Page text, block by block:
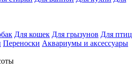
Для кошек Для грызунов Для птиц
Переноски Аквариумы и аксессуары